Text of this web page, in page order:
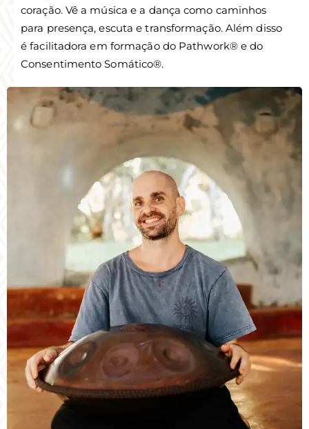
coração. Vê a música e a dança como caminhos
para presença, escuta e transformação. Além disso
é facilitadora em formação do Pathwork® e do
Consentimento Somático®.